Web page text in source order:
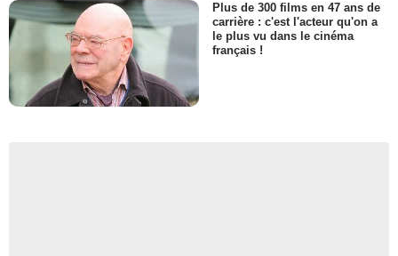
Plus de 300 films en 47 ans de
carrière : c'est l'acteur qu'on a
le plus vu dans le cinéma
français !